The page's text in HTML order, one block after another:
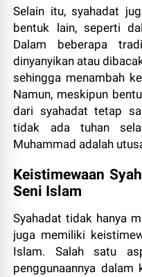
Selain itu, syahadat
bentuk lain, seperti
Dalam beberapa
dinyanyikan atau
sehingga menambah
Namun, meskipun
dari syahadat tetap
tidak ada tuhan
Muhammad adalah
Keistimewaan
Seni Islam
Syahadat tidak hanya
juga memiliki
Islam. Salah satu
penggunaannya dalam